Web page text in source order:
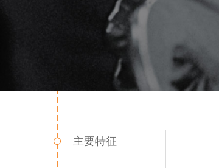
主要特征